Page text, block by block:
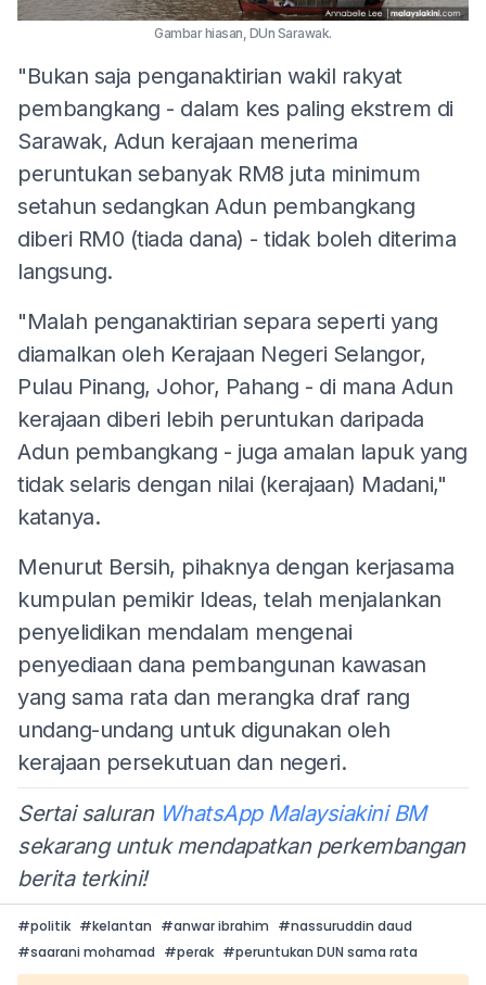
Gambar hiasan, DUn Sarawak.
"Bukan saja penganaktirian wakil rakyat
pembangkang - dalam kes paling ekstrem di
Sarawak, Adun kerajaan menerima
peruntukan sebanyak RM8 juta minimum
setahun sedangkan Adun pembangkang
diberi RM0 (tiada dana) - tidak boleh diterima
langsung.
"Malah penganaktirian separa seperti yang
diamalkan oleh Kerajaan Negeri Selangor,
Pulau Pinang, Johor, Pahang - di mana Adun
kerajaan diberi lebih peruntukan daripada
Adun pembangkang - juga amalan lapuk yang
tidak selaris dengan nilai (kerajaan) Madani,"
katanya.
Menurut Bersih, pihaknya dengan kerjasama
kumpulan pemikir Ideas, telah menjalankan
penyelidikan mendalam mengenai
penyediaan dana pembangunan kawasan
yang sama rata dan merangka draf rang
undang-undang untuk digunakan oleh
kerajaan persekutuan dan negeri.
Sertai saluran WhatsApp Malaysiakini BM
sekarang untuk mendapatkan perkembangan
berita terkini!
#politik #kelantan #anwar ibrahim #nassuruddin daud
#saarani mohamad #perak #peruntukan DUN sama rata